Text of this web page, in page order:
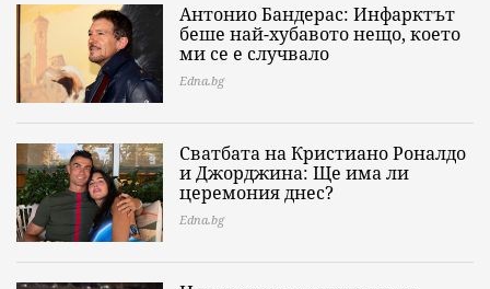
Антонио Бандерас: Инфарктът
беше най-хубавото нещо, което
ми се е случвало
Edna.bg
Сватбата на Кристиано Роналдо
и Джорджина: Ще има ли
церемония днес?
Edna.bg